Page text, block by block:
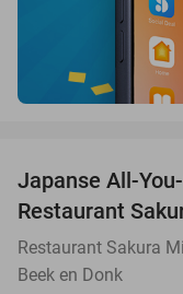
Japanse All-
Restaurant
Restaurant Sakura
Beek en Donk